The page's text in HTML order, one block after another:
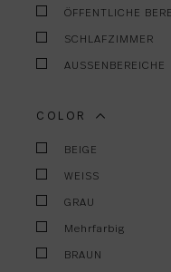
ÖFFENTLICHE
SCHLAFZIMMER
AUSSENBEREICHE
COLOR
BEIGE
WEISS
GRAU
Mehrfarbig
BRAUN